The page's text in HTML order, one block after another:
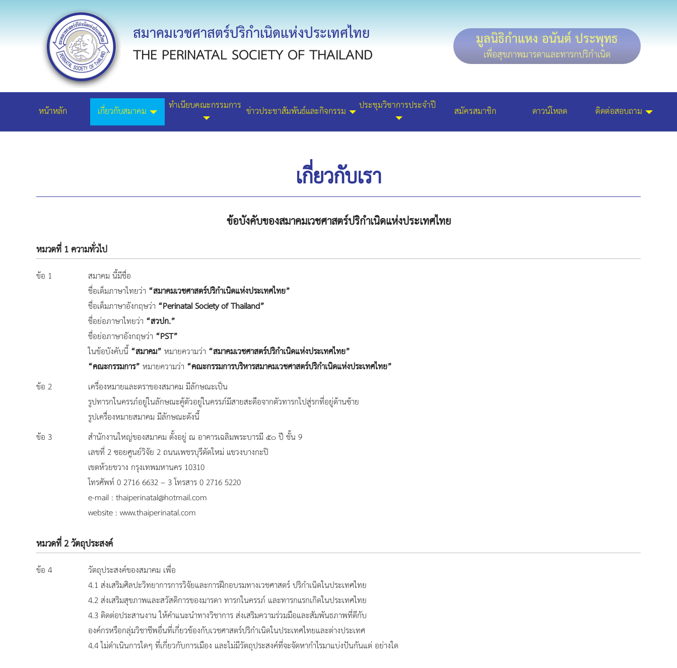
สมาคมเวชศาสตร์ปริกำเนิดแห่งประเทศไทย
THE PERINATAL SOCIETY OF THAILAND
มูลนิธิกำแหง อนันต์ ประพุทธ
เพื่อสุขภาพมารดาและทารกปริกำเนิด
หน้าหลัก เกี่ยวกับสมาคม ทำเนียบคณะกรรมการ ข่าวประชาสัมพันธ์และกิจกรรม ประชุมวิชาการประจำปี สมัครสมาชิก ดาวน์โหลด ติดต่อสอบถาม
เกี่ยวกับเรา
ข้อบังคับของสมาคมเวชศาสตร์ปริกำเนิดแห่งประเทศไทย
หมวดที่ 1 ความทั่วไป
ข้อ 1
สมาคม นี้มีชื่อ
ชื่อเต็มภาษาไทยว่า “สมาคมเวชศาสตร์ปริกำเนิดแห่งประเทศไทย”
ชื่อเต็มภาษาอังกฤษว่า “Perinatal Society of Thailand”
ชื่อย่อภาษาไทยว่า “สวปก.”
ชื่อย่อภาษาอังกฤษว่า “PST”
ในข้อบังคับนี้ “สมาคม” หมายความว่า “สมาคมเวชศาสตร์ปริกำเนิดแห่งประเทศไทย”
“คณะกรรมการ” หมายความว่า “คณะกรรมการบริหารสมาคมเวชศาสตร์ปริกำเนิดแห่งประเทศไทย”
ข้อ 2
เครื่องหมายและตราของสมาคม มีลักษณะเป็น
รูปทารกในครรภ์อยู่ในลักษณะคู้ตัวอยู่ในครรภ์มีสายสะดือจากตัวทารกไปสู่รกที่อยู่ด้านซ้าย
รูปเครื่องหมายสมาคม มีลักษณะดังนี้
ข้อ 3
สำนักงานใหญ่ของสมาคม ตั้งอยู่ ณ อาคารเฉลิมพระบารมี ๕๐ ปี ชั้น 9
เลขที่ 2 ซอยศูนย์วิจัย 2 ถนนเพชรบุรีตัดใหม่ แขวงบางกะปิ
เขตห้วยขวาง กรุงเทพมหานคร 10310
โทรศัพท์ 0 2716 6632 – 3 โทรสาร 0 2716 5220
e-mail : thaiperinatal@hotmail.com
website : www.thaiperinatal.com
หมวดที่ 2 วัตถุประสงค์
ข้อ 4
วัตถุประสงค์ของสมาคม เพื่อ
4.1 ส่งเสริมศิลปะวิทยาการการวิจัยและการฝึกอบรมทางเวชศาสตร์ ปริกำเนิดในประเทศไทย
4.2 ส่งเสริมสุขภาพและสวัสดิการของมารดา ทารกในครรภ์ และทารกแรกเกิดในประเทศไทย
4.3 ติดต่อประสานงาน ให้คำแนะนำทางวิชาการ ส่งเสริมความร่วมมือและสัมพันธภาพที่ดีกับ
องค์กรหรือกลุ่มวิชาชีพอื่นที่เกี่ยวข้องกับเวชศาสตร์ปริกำเนิดในประเทศไทยและต่างประเทศ
4.4 ไม่ดำเนินการใดๆ ที่เกี่ยวกับการเมือง และไม่มีวัตถุประสงค์ที่จะจัดหากำไรมาแบ่งปันกันแต่ อย่างใด